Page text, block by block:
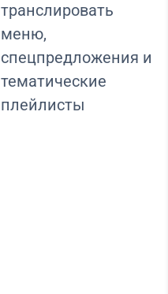
транслировать
меню,
спецпредложения и
тематические
плейлисты